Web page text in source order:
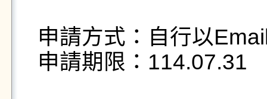
申請方式：自行以
申請期限：114.07.31